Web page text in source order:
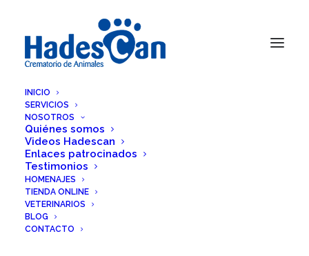
INICIO
SERVICIOS
NOSOTROS
Quiénes somos
Videos Hadescan
Enlaces patrocinados
Testimonios
HOMENAJES
TIENDA ONLINE
VETERINARIOS
BLOG
CONTACTO